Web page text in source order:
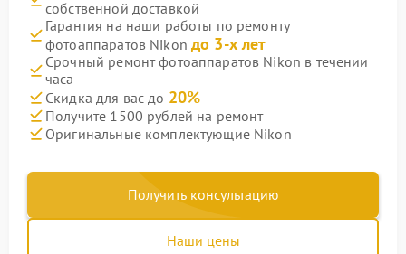
собственной доставкой
Гарантия на наши работы по ремонту
фотоаппаратов Nikonдо 3-х лет
Срочный ремонт фотоаппаратов Nikon в течении
часа
Скидка для вас до 20%
Получите 1500 рублей на ремонт
Оригинальные комплектующие Nikon
Получить консультацию
Наши цены